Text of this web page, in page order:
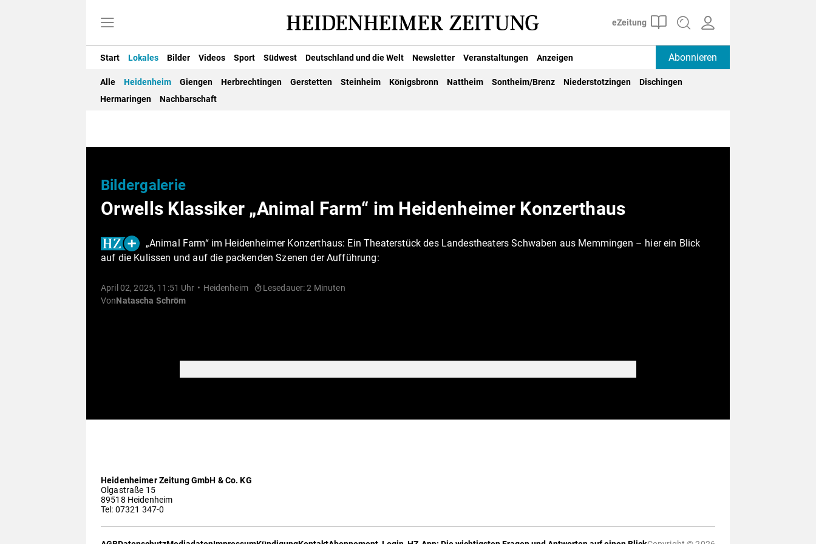
Start Lokales Bilder Videos Sport Südwest Deutschland und die Welt Newsletter Veranstaltungen Anzeigen Abonnieren
Alle Heidenheim Giengen Herbrechtingen Gerstetten Steinheim Königsbronn Nattheim Sontheim/Brenz Niederstotzingen
Dischingen
Hermaringen
Nachbarschaft
Bildergalerie
Orwells Klassiker „Animal Farm“ im Heidenheimer Konzerthaus
„Animal Farm“ im Heidenheimer Konzerthaus: Ein Theaterstück des Landestheaters Schwaben aus Memmingen – hier ein Blick
auf die Kulissen und auf die packenden Szenen der Aufführung:
April 02, 2025, 11:51 Uhr Heidenheim
Lesedauer: 2 Minuten
VonNatascha Schröm
Heidenheimer Zeitung GmbH & Co. KG
Olgastraße 15
89518 Heidenheim
Tel: 07321 347-0